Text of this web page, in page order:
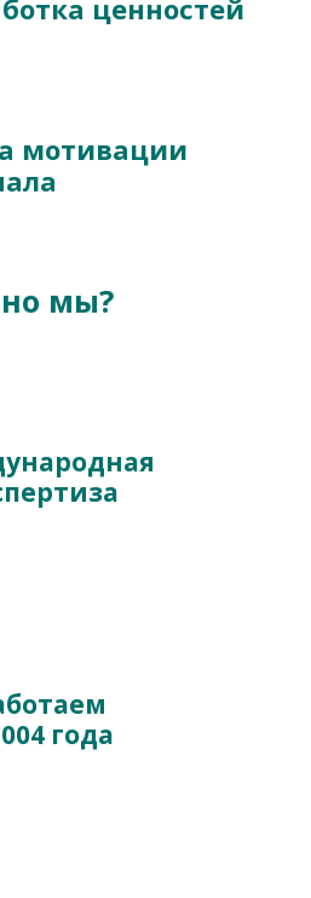
ценностей
мотивации
мы?
года